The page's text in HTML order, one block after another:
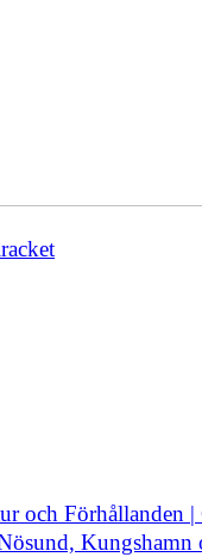
och Förhållanden |
Kungshamn